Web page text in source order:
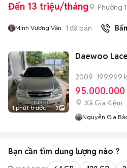
Đến 13 triệu/tháng Phường
Minh Vương Văn 1 đã bán
1 phút trước 7
Daewoo
2009 199.999
95.000.000
Xã Gia Kiệm
Nguyễn Gia
Bạn cần tìm dung lượng nào ?